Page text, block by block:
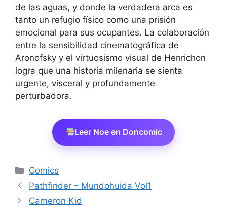
de las aguas, y donde la verdadera arca es
tanto un refugio físico como una prisión
emocional para sus ocupantes. La colaboración
entre la sensibilidad cinematográfica de
Aronofsky y el virtuosismo visual de Henrichon
logra que una historia milenaria se sienta
urgente, visceral y profundamente
perturbadora.
Leer Noe en Doncomic
Categorías
Comics
Pathfinder – Mundohuida Vol1
Cameron Kid